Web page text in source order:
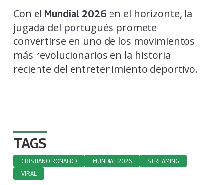
Con el Mundial 2026 en el horizonte, la
jugada del portugués promete
convertirse en uno de los movimientos
más revolucionarios en la historia
reciente del entretenimiento deportivo.
TAGS
CRISTIANO RONALDO MUNDIAL 2026
STREAMING
VIRAL